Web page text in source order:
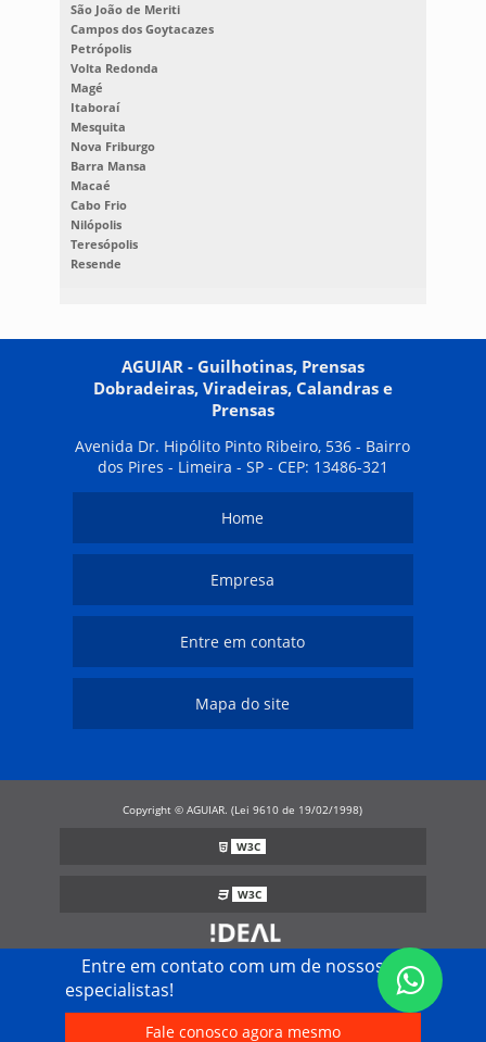
Entre em contato com um de nossos
especialistas!
Fale conosco agora mesmo
São João de Meriti
Campos dos Goytacazes
Petrópolis
Volta Redonda
Magé
Itaboraí
Mesquita
Nova Friburgo
Barra Mansa
Macaé
Cabo Frio
Nilópolis
Teresópolis
Resende
AGUIAR - Guilhotinas, Prensas
Dobradeiras, Viradeiras, Calandras e
Prensas
Avenida Dr. Hipólito Pinto Ribeiro, 536 - Bairro
dos Pires - Limeira - SP - CEP: 13486-321
Home
Empresa
Entre em contato
Mapa do site
Copyright © AGUIAR. (Lei 9610 de 19/02/1998)
W3C
W3C